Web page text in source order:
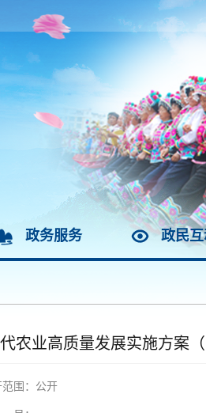
政务服务 政民
农业高质量发展实施方案
范围：公开